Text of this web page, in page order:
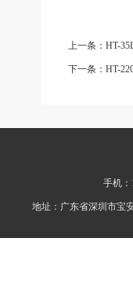
上一条：HT-
下一条：HT-
手机：
地址：广东省深圳市宝